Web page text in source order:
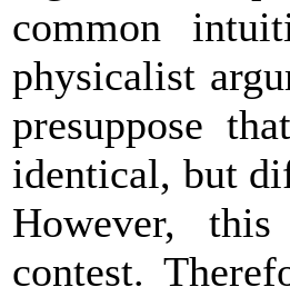
common
physicalist
presuppose
identical, but
However,
contest.